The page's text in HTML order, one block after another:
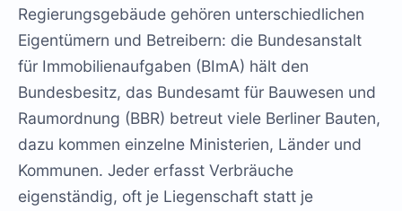
Regierungsgebäude gehören unterschiedlichen
Eigentümern und Betreibern: die Bundesanstalt
für Immobilienaufgaben (BImA) hält den
Bundesbesitz, das Bundesamt für Bauwesen und
Raumordnung (BBR) betreut viele Berliner Bauten,
dazu kommen einzelne Ministerien, Länder und
Kommunen. Jeder erfasst Verbräuche
eigenständig, oft je Liegenschaft statt je